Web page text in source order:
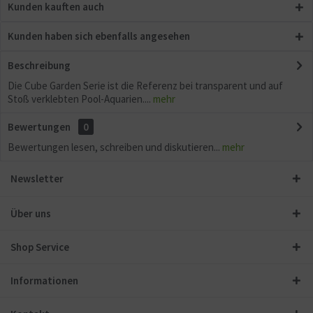
Kunden kauften auch
Kunden haben sich ebenfalls angesehen
Beschreibung
Die Cube Garden Serie ist die Referenz bei transparent und auf
Stoß verklebten Pool-Aquarien.... mehr
Bewertungen
0
Bewertungen lesen, schreiben und diskutieren... mehr
Newsletter
Über uns
Shop Service
Informationen